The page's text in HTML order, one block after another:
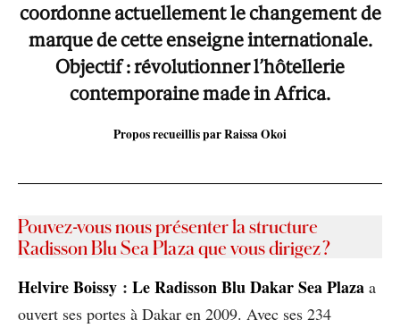
coordonne actuellement le changement de
marque de cette enseigne internationale.
Objectif : révolutionner l’hôtellerie
contemporaine made in Africa.
Propos recueillis par Raissa Okoi
Pouvez-vous nous présenter la structure
Radisson Blu Sea Plaza que vous dirigez ?
Helvire Boissy : Le Radisson Blu Dakar Sea Plaza a
ouvert ses portes à Dakar en 2009. Avec ses 234